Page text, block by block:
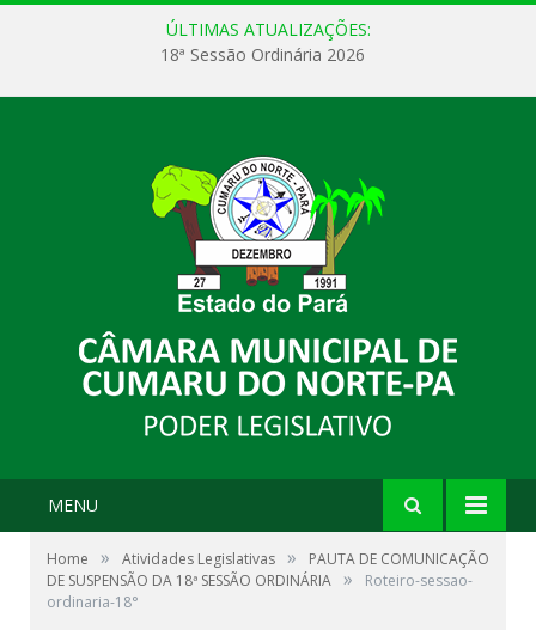
ÚLTIMAS ATUALIZAÇÕES:
18ª Sessão Ordinária 2026
MENU
Home » Atividades Legislativas »
PAUTA DE COMUNICAÇÃO
DE SUSPENSÃO DA 18ª SESSÃO ORDINÁRIA »
Roteiro-sessao-
ordinaria-18°